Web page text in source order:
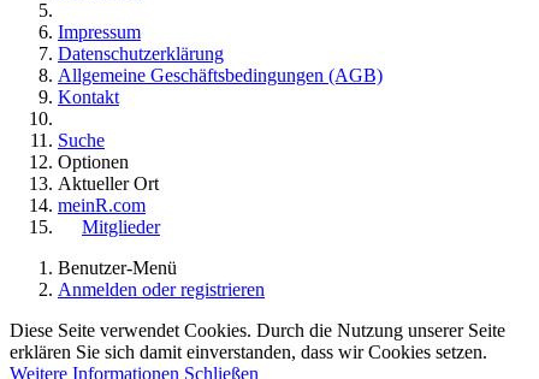
Impressum
Datenschutzerklärung
Allgemeine Geschäftsbedingungen (AGB)
Kontakt
Suche
Optionen
Aktueller Ort
meinR.com
Mitglieder
Benutzer-Menü
Anmelden oder registrieren
Diese Seite verwendet Cookies. Durch die Nutzung unserer Seite
erklären Sie sich damit einverstanden, dass wir Cookies setzen.
Weitere Informationen Schließen